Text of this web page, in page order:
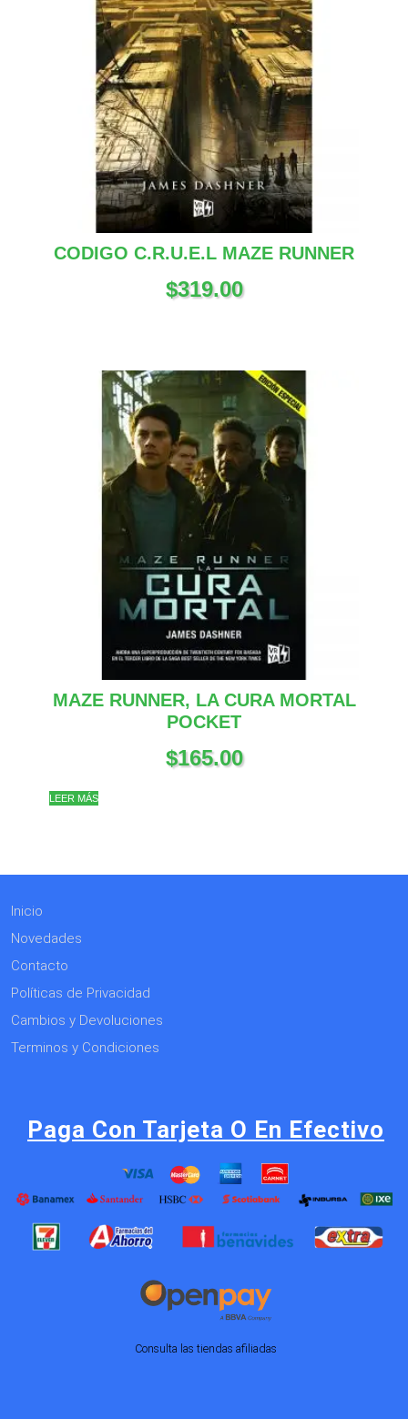
CODIGO C.R.U.E.L MAZE RUNNER
$319.00
MAZE RUNNER, LA CURA MORTAL
POCKET
$165.00
LEER MÁS
Inicio
Novedades
Contacto
Políticas de Privacidad
Cambios y Devoluciones
Terminos y Condiciones
Paga Con Tarjeta O En Efectivo
Consulta las tiendas afiliadas